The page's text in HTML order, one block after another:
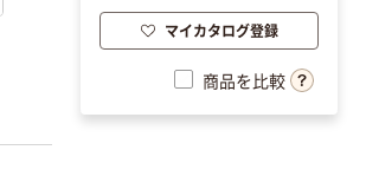
マイカタログ登録
商品を比較